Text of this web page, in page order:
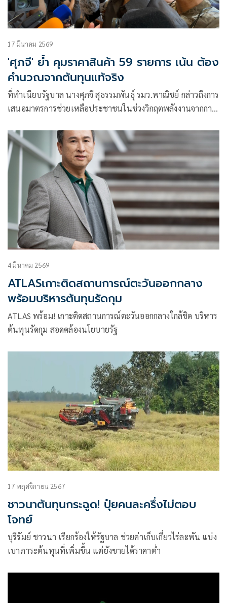
17 มีนาคม 2569
'ศุภจี​' ย้ำ​ คุมราคาสินค้า​ 59 รายการ เน้น ต้อง
คำนวณจากต้นทุนแท้จริง
ที่ทำเนียบรัฐบาล นางศุภจี​ สุธรรมพันธุ์​ รมว.พาณิชย์​ กล่าวถึงการ
เสนอมาตรการช่วยเหลือประชาชนในช่วงวิกฤตพลังงานจากการ
4 มีนาคม 2569
ATLASเกาะติดสถานการณ์ตะวันออกกลาง
พร้อมบริหารต้นทุนรัดกุม
ATLAS พร้อม! เกาะติดสถานการณ์ตะวันออกกลางใกล้ชิด บริหาร
ต้นทุนรัดกุม สอดคล้องนโยบายรัฐ
17 พฤศจิกายน 2567
ชาวนาต้นทุนกระฉูด! ปุ๋ยคนละครึ่งไม่ตอบ
โจทย์
บุรีรัมย์ ชาวนา เรียกร้องให้รัฐบาล ช่วยค่าเก็บเกี่ยวไร่ละพัน แบ่ง
เบาภาระต้นทุนที่เพิ่มขึ้น แต่ยังขายได้ราคาต่ำ